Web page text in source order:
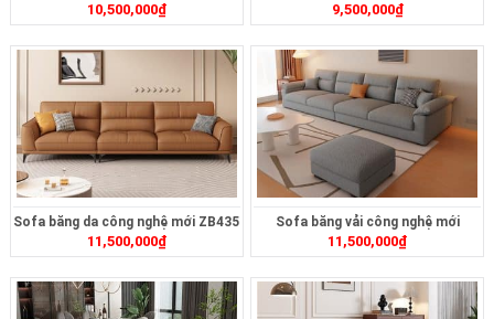
ZB409
10,500,000₫ 9,500,000₫
Sofa băng da công nghệ mới ZB435
11,500,000₫
Sofa băng vải công nghệ mới
ZB432
11,500,000₫